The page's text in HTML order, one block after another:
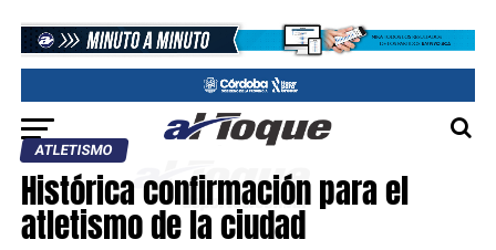
ATLETISMO
Histórica confirmación para el
atletismo de la ciudad